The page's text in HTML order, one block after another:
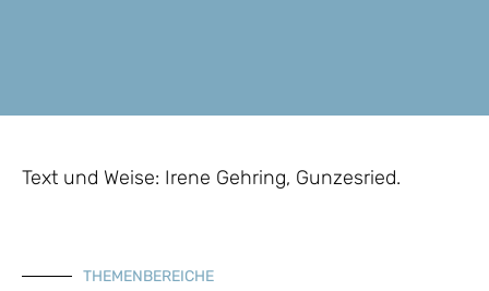
Text und Weise: Irene Gehring, Gunzesried.
THEMENBEREICHE